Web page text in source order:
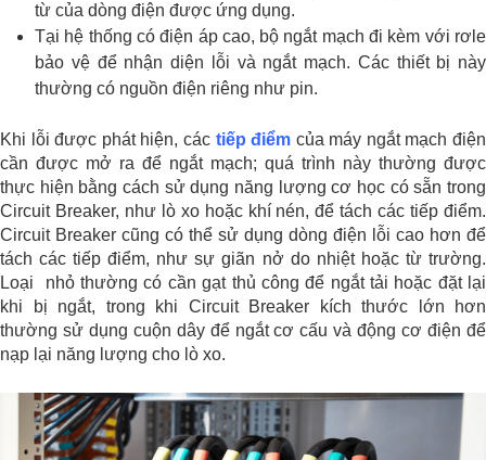
từ của dòng điện được ứng dụng.
Tại hệ thống có điện áp cao, bộ ngắt mạch đi kèm với rơle
bảo vệ để nhận diện lỗi và ngắt mạch. Các thiết bị này
thường có nguồn điện riêng như pin.
Khi lỗi được phát hiện, các tiếp điểm của máy ngắt mạch điện
cần được mở ra để ngắt mạch; quá trình này thường được
thực hiện bằng cách sử dụng năng lượng cơ học có sẵn trong
Circuit Breaker, như lò xo hoặc khí nén, để tách các tiếp điểm.
Circuit Breaker cũng có thể sử dụng dòng điện lỗi cao hơn để
tách các tiếp điểm, như sự giãn nở do nhiệt hoặc từ trường.
Loại nhỏ thường có cần gạt thủ công để ngắt tải hoặc đặt lại
khi bị ngắt, trong khi Circuit Breaker kích thước lớn hơn
thường sử dụng cuộn dây để ngắt cơ cấu và động cơ điện để
nạp lại năng lượng cho lò xo.